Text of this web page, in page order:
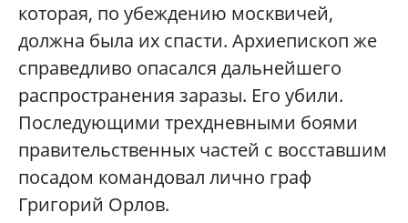
которая, по убеждению москвичей,
должна была их спасти. Архиепископ же
справедливо опасался дальнейшего
распространения заразы. Его убили.
Последующими трехдневными боями
правительственных частей с восставшим
посадом командовал лично граф
Григорий Орлов.